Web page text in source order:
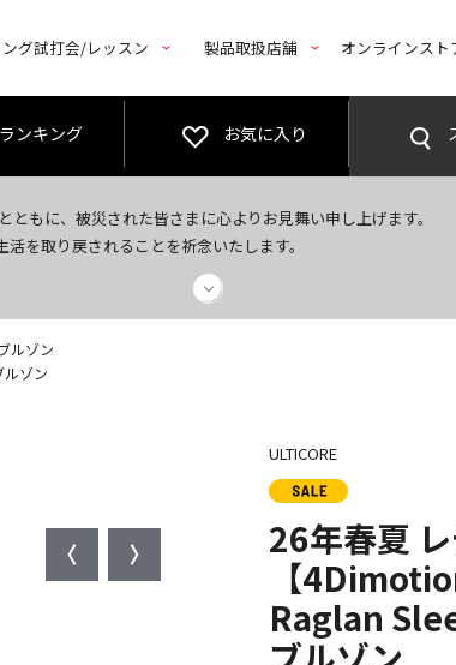
グ試打会/レッスン 製品取扱店舗 オンラインスト
ランキング お気に入り
もに、被災された皆さまに心よりお見舞い申し上げます。
を取り戻されることを祈念いたします。
い合わせ＞
ーポンプレゼント！
ルゾン
ゾン
ULTICORE
26年春夏
【
Raglan